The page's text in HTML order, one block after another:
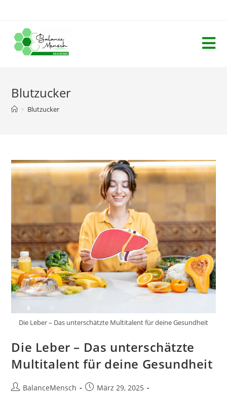
Blutzucker
> Blutzucker
Die Leber – Das unterschätzte Multitalent für deine Gesundheit
Die Leber – Das unterschätzte
Multitalent für deine Gesundheit
BalanceMensch
März 29, 2025